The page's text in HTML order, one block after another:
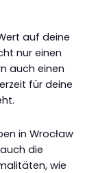
auf deine
nur einen
auch einen
für deine
in Wrocław
die
wie